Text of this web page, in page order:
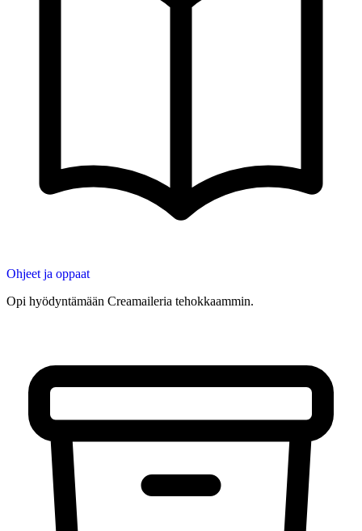
Ohjeet ja oppaat
Opi hyödyntämään Creamaileria tehokkaammin.